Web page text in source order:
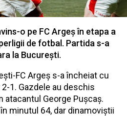
o pe FC Argeș în etapa a
de fotbal. Partida s-a
la București.
FC Argeș s-a încheiat cu
1. Gazdele au deschis
atacantul George Pușcaș.
minutul 64, dar dinamoviștii